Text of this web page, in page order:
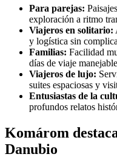
Para parejas:
exploración a ritmo
Viajeros en solitario:
y logística sin
Familias: Facilidad
días de viaje
Viajeros de lujo:
suites espaciosas y
Entusiastas de la
profundos relatos
Komárom
Danubio